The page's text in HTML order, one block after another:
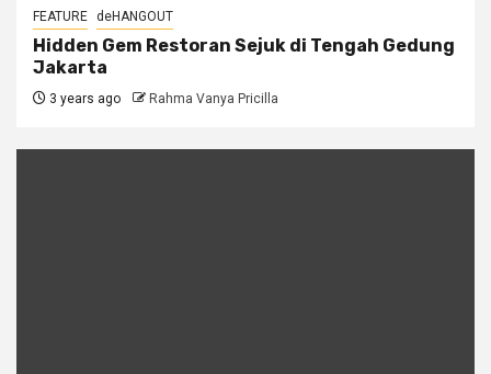
FEATURE deHANGOUT
Hidden Gem Restoran Sejuk di Tengah Gedung
Jakarta
3 years ago Rahma Vanya Pricilla